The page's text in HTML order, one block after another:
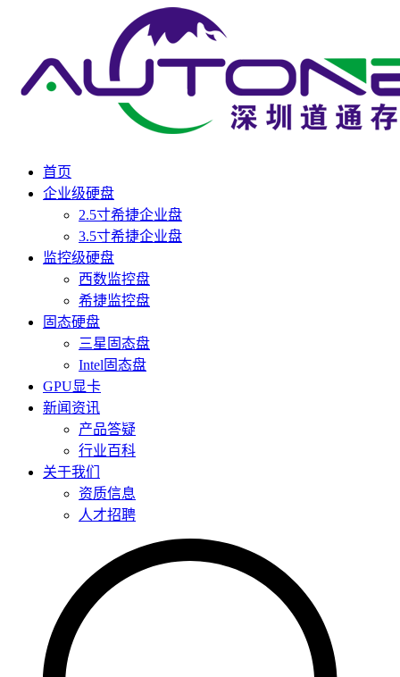
首页
企业级硬盘
2.5寸希捷企业盘
3.5寸希捷企业盘
监控级硬盘
西数监控盘
希捷监控盘
固态硬盘
三星固态盘
Intel固态盘
GPU显卡
新闻资讯
产品答疑
行业百科
关于我们
资质信息
人才招聘